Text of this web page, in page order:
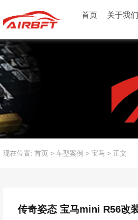
首页 关于我们
现在位置: 首页 > 车型案例 > 宝马 > 正文
传奇姿态 宝马mini R56改